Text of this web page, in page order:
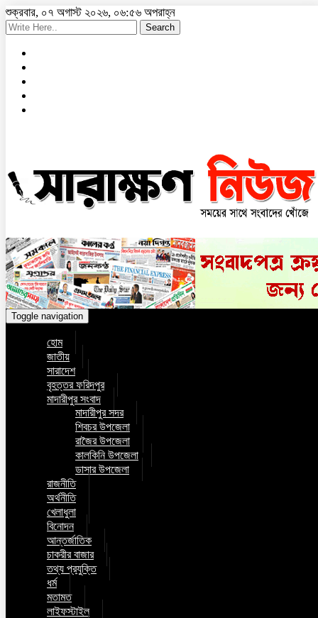
শুক্রবার, ০৭ অগাস্ট ২০২৬, ০৬:৫৬ অপরাহ্ন
Search
Toggle navigation
হোম
জাতীয়
সারাদেশ
বৃহত্তর ফরিদপুর
মাদারীপুর সংবাদ
মাদারীপুর সদর
শিবচর উপজেলা
রাজৈর উপজেলা
কালকিনি উপজেলা
ডাসার উপজেলা
রাজনীতি
অর্থনীতি
খেলাধুলা
বিনোদন
আন্তর্জাতিক
চাকরীর বাজার
তথ্য প্রযুক্তি
ধর্ম
মতামত
লাইফস্টাইল